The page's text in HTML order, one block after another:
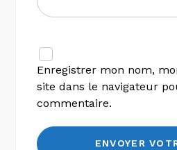
Enregistrer mon nom,
site dans le navigateur
commentaire.